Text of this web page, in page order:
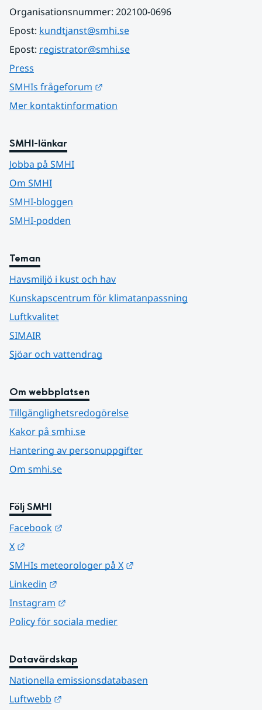
Organisationsnummer: 202100-0696
Epost: kundtjanst@smhi.se
Epost: registrator@smhi.se
Press
SMHIs frågeforum
Mer kontaktinformation
SMHI-länkar
Jobba på SMHI
Om SMHI
SMHI-bloggen
SMHI-podden
Teman
Havsmiljö i kust och hav
Kunskapscentrum för klimatanpassning
Luftkvalitet
SIMAIR
Sjöar och vattendrag
Om webbplatsen
Tillgänglighetsredogörelse
Kakor på smhi.se
Hantering av personuppgifter
Om smhi.se
Följ SMHI
Facebook
X
SMHIs meteorologer på X
Linkedin
Instagram
Policy för sociala medier
Datavärdskap
Nationella emissionsdatabasen
Luftwebb